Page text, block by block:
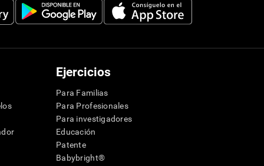
Ejercicios
Para Familias
Para Profesionales
Para investigadores
Educación
Patente
Babybright®